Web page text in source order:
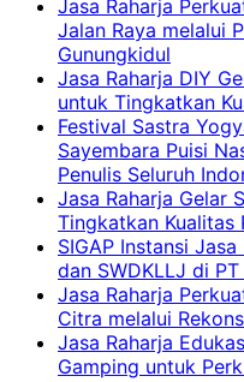
Jasa Raharja
Jalan Raya melalui
Gunungkidul
Jasa Raharja DIY
untuk Tingkatkan
Festival Sastra
Sayembara Puisi
Penulis Seluruh
Jasa Raharja Gelar
Tingkatkan Kualitas
SIGAP Instansi
dan SWDKLLJ di
Jasa Raharja
Citra melalui
Jasa Raharja
Gamping untuk